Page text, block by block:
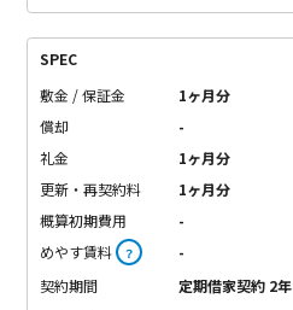
SPEC
敷金 / 保証金
1ヶ月分
償却
-
礼金
1ヶ月分
更新・再契約料
1ヶ月分
概算初期費用
-
めやす賃料 ？
-
契約期間
定期借家契約 2年